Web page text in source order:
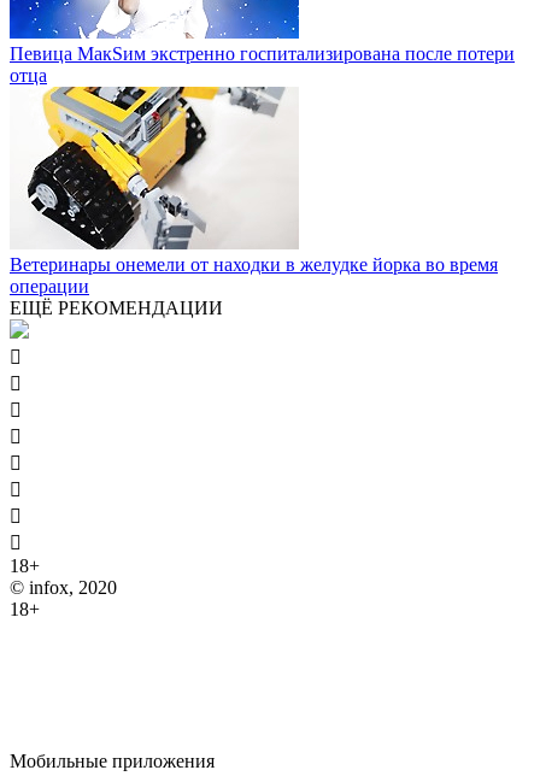
Певица МакSим экстренно госпитализирована после потери
отца
Ветеринары онемели от находки в желудке йорка во время
операции
ЕЩЁ РЕКОМЕНДАЦИИ








18+
© infox, 2020
18+
Мобильные приложения